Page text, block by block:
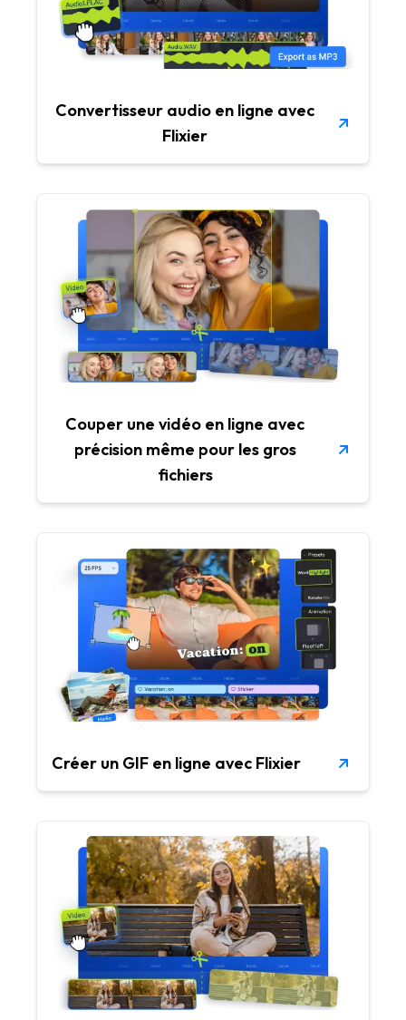
Convertisseur audio en ligne avec
Flixier
Couper une vidéo en ligne avec
précision même pour les gros
fichiers
Créer un GIF en ligne avec Flixier